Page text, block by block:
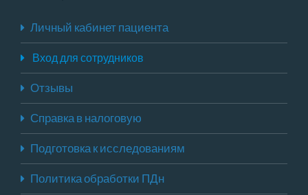
Личный кабинет пациента
Вход для сотрудников
Отзывы
Справка в налоговую
Подготовка к исследованиям
Политика обработки ПДн